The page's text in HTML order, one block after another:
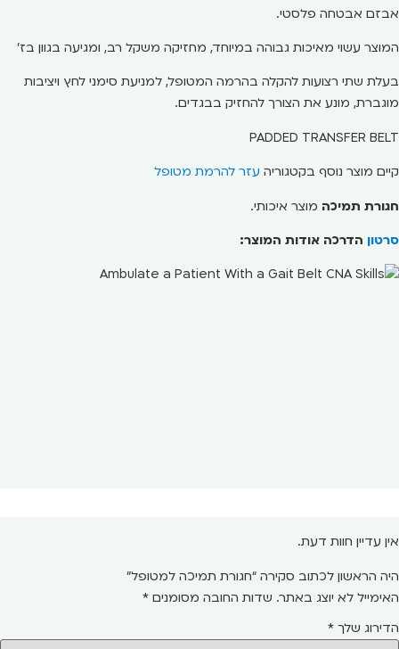
אבזם אבטחה פלסטי.
המוצר עשוי מאיכות גבוהה במיוחד, מחזיקה משקל רב, ומגיעה בגוון בז'
בעלת שתי רצועות להקלה בהרמה המטופל, למניעת סימני לחץ ויציבות
מוגברת, מונע את הצורך להחזיק בבגדים.
PADDED TRANSFER BELT
קיים מוצר נוסף בקטגוריה עזר להרמת מטופל
חגורת תמיכה מוצר איכותי.
סרטון הדרכה אודות המוצר:
אין עדיין חוות דעת.
היה הראשון לכתוב סקירה “חגורת תמיכה למטופל”
האימייל לא יוצג באתר. שדות החובה מסומנים *
הדירוג שלך *